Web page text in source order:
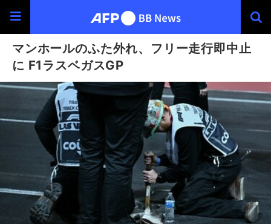
マンホールのふた外れ、フリー走行即中止
に F1ラスベガスGP